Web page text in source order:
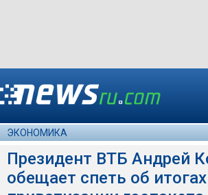
ЭКОНОМИКА
Президент ВТБ Андрей
обещает спеть об итогах